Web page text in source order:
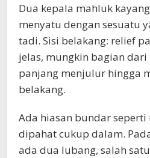
Dua kepala mahluk
menyatu dengan sesuatu
tadi. Sisi belakang: relief
jelas, mungkin bagian
panjang menjulur hingga
belakang.
Ada hiasan bundar
dipahat cukup dalam.
ada dua lubang, salah